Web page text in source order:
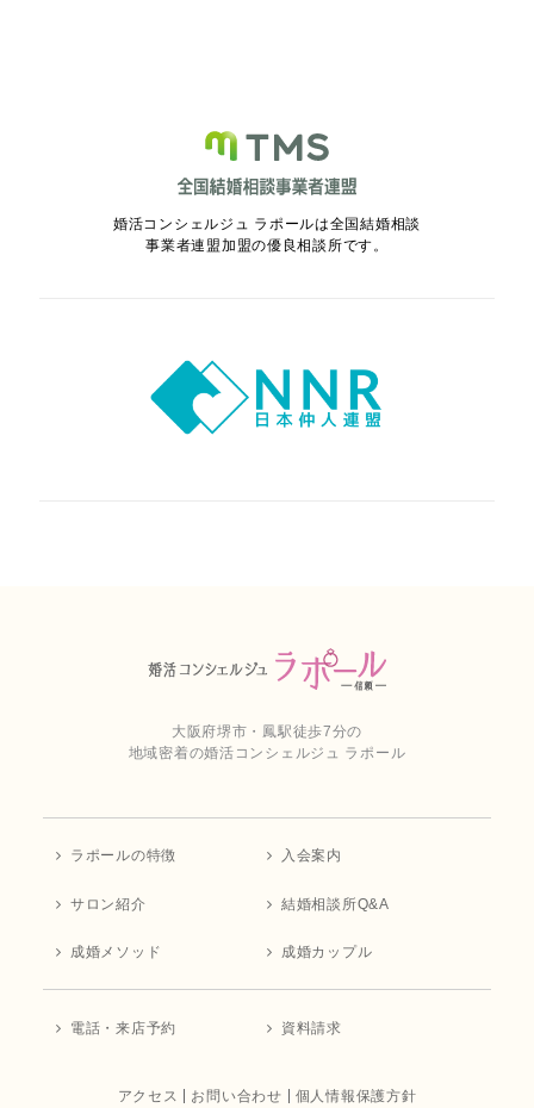
婚活コンシェルジュ ラポールは全国結婚相談
事業者連盟加盟の優良相談所です。
大阪府堺市・鳳駅徒歩7分の
地域密着の婚活コンシェルジュ ラポール
ラポールの特徴 入会案内
サロン紹介 結婚相談所Q&A
成婚メソッド 成婚カップル
電話・来店予約 資料請求
アクセス お問い合わせ 個人情報保護方針